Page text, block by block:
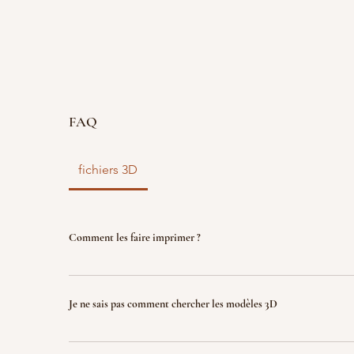
FAQ
fichiers 3D
Comment les faire imprimer ?
vous disposez d'un fichier 3D ? faites le nous
garantir la propriété intellectuelle.
Je ne sais pas comment chercher les modèles 3D
Indiquez nous ce que vous recherchez (jeux,